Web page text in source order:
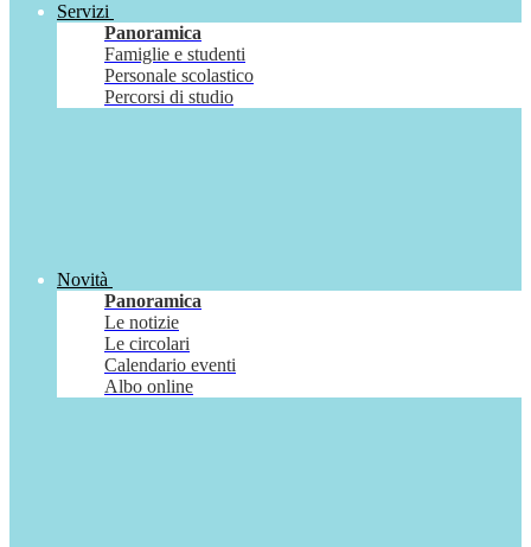
Servizi
Panoramica
Famiglie e studenti
Personale scolastico
Percorsi di studio
Novità
Panoramica
Le notizie
Le circolari
Calendario eventi
Albo online